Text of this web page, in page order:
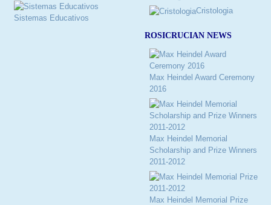
Sistemas Educativos
Cristologia
ROSICRUCIAN NEWS
Max Heindel Award Ceremony
2016
Max Heindel Memorial
Scholarship and Prize Winners
2011-2012
Max Heindel Memorial Prize